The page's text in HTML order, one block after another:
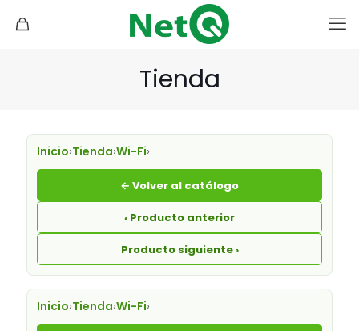
Tienda
Inicio›Tienda›Wi-Fi›
← Volver al catálogo
‹ Producto anterior
Producto siguiente ›
Inicio›Tienda›Wi-Fi›